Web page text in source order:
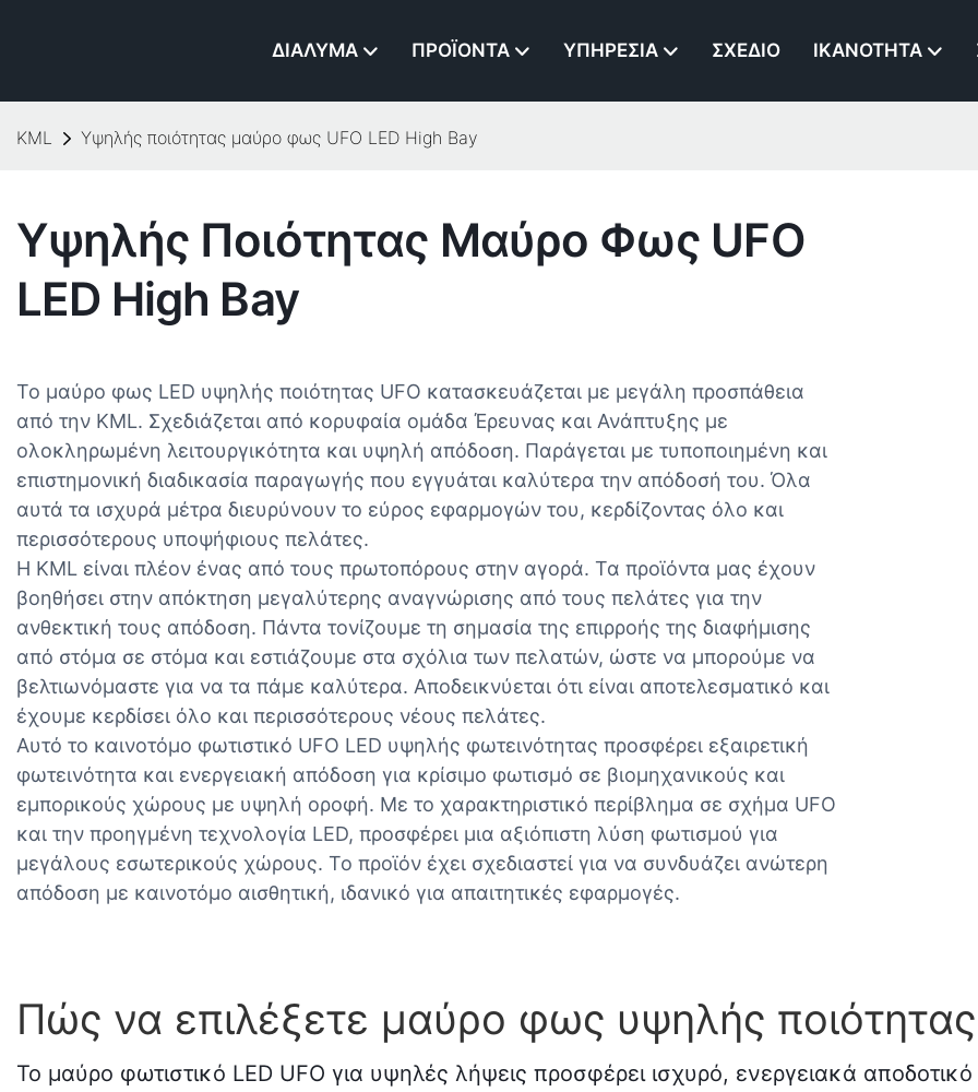
ΔΙΆΛΥΜΑ ΠΡΟΪΌΝΤΑ ΥΠΗΡΕΣΊΑ ΣΧΈΔΙΟ ΙΚΑΝΌΤΗΤΑ
KML Υψηλής ποιότητας μαύρο φως UFO LED High Bay
Υψηλής Ποιότητας Μαύρο Φως UFO
LED High Bay
Το μαύρο φως LED υψηλής ποιότητας UFO κατασκευάζεται με μεγάλη προσπάθεια
από την KML. Σχεδιάζεται από κορυφαία ομάδα Έρευνας και Ανάπτυξης με
ολοκληρωμένη λειτουργικότητα και υψηλή απόδοση. Παράγεται με τυποποιημένη και
επιστημονική διαδικασία παραγωγής που εγγυάται καλύτερα την απόδοσή του. Όλα
αυτά τα ισχυρά μέτρα διευρύνουν το εύρος εφαρμογών του, κερδίζοντας όλο και
περισσότερους υποψήφιους πελάτες.
Η KML είναι πλέον ένας από τους πρωτοπόρους στην αγορά. Τα προϊόντα μας έχουν
βοηθήσει στην απόκτηση μεγαλύτερης αναγνώρισης από τους πελάτες για την
ανθεκτική τους απόδοση. Πάντα τονίζουμε τη σημασία της επιρροής της διαφήμισης
από στόμα σε στόμα και εστιάζουμε στα σχόλια των πελατών, ώστε να μπορούμε να
βελτιωνόμαστε για να τα πάμε καλύτερα. Αποδεικνύεται ότι είναι αποτελεσματικό και
έχουμε κερδίσει όλο και περισσότερους νέους πελάτες.
Αυτό το καινοτόμο φωτιστικό UFO LED υψηλής φωτεινότητας προσφέρει εξαιρετική
φωτεινότητα και ενεργειακή απόδοση για κρίσιμο φωτισμό σε βιομηχανικούς και
εμπορικούς χώρους με υψηλή οροφή. Με το χαρακτηριστικό περίβλημα σε σχήμα UFO
και την προηγμένη τεχνολογία LED, προσφέρει μια αξιόπιστη λύση φωτισμού για
μεγάλους εσωτερικούς χώρους. Το προϊόν έχει σχεδιαστεί για να συνδυάζει ανώτερη
απόδοση με καινοτόμο αισθητική, ιδανικό για απαιτητικές εφαρμογές.
Πώς να επιλέξετε μαύρο φως υψηλής
Το μαύρο φωτιστικό LED UFO για υψηλές λήψεις προσφέρει ισχυρό, ενεργειακά